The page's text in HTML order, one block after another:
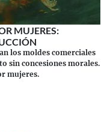
MUJERES:
los moldes comerciales
sin concesiones morales.
mujeres.